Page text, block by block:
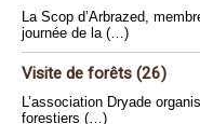
La Scop d’Arbrazed,
journée de la (…)
Visite de forêts (26)
L’association Dryade
forestiers (…)